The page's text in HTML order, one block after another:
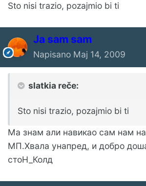
Sto nisi trazio, pozajmio bi ti
Ја sam sam
Napisano Maj 14, 2009
slatkia reče:
Sto nisi trazio, pozajmio bi ti
Ма знам али навикао сам нам на
МП.Хвала унапред, и добро
стоН_Колд